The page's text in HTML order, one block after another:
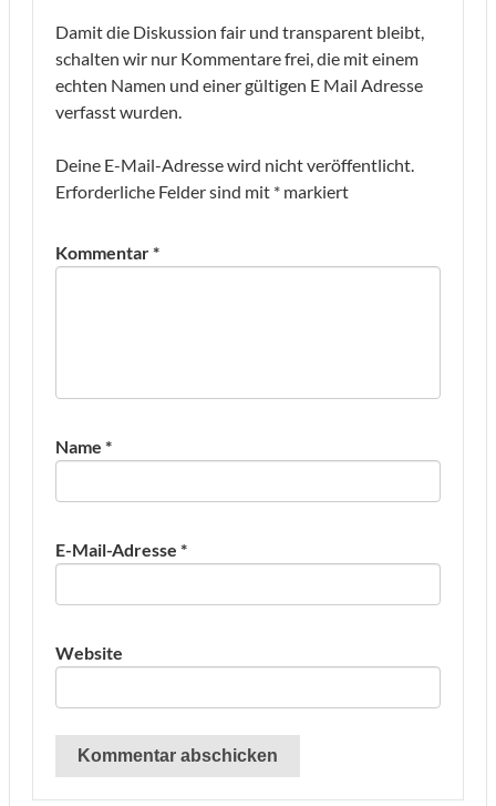
Damit die Diskussion fair und transparent bleibt,
schalten wir nur Kommentare frei, die mit einem
echten Namen und einer gültigen E Mail Adresse
verfasst wurden.
Deine E-Mail-Adresse wird nicht veröffentlicht.
Erforderliche Felder sind mit * markiert
Kommentar*
Name *
E-Mail-Adresse *
Website